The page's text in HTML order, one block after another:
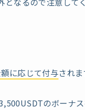
に応じて付与されま
のボーナ